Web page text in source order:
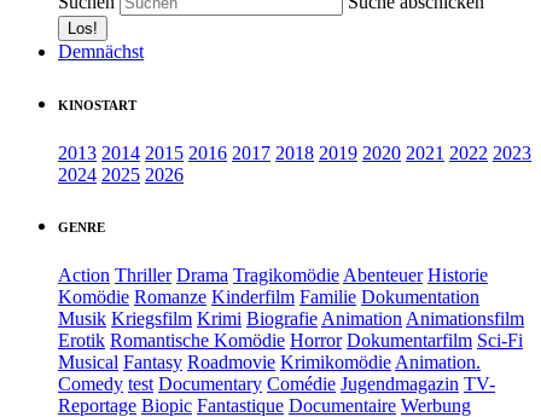
Demnächst
KINOSTART
2013 2014 2015 2016 2017 2018 2019 2020 2021 2022 2023
2024 2025 2026
GENRE
Action Thriller Drama TragikomödieAbenteuer Historie
Komödie Romanze Kinderfilm Familie Dokumentation
Musik Kriegsfilm Krimi BiografieAnimationAnimationsfilm
Erotik Romantische Komödie Horror Dokumentarfilm Sci-Fi
Musical Fantasy Roadmovie KrimikomödieAnimation.
Comedy test Documentary Comédie Jugendmagazin TV-
Reportage Biopic Fantastique Documentaire Werbung